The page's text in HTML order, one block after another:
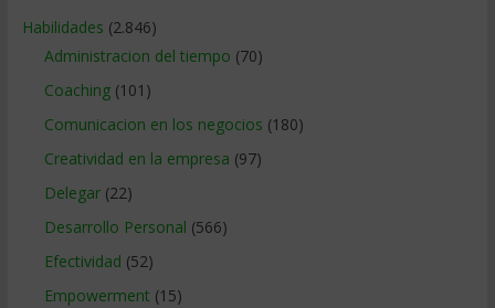
Habilidades (2.846)
Administracion del tiempo (70)
Coaching(101)
Comunicacion en los negocios (180)
Creatividad en la empresa (97)
Delegar(22)
Desarrollo Personal (566)
Efectividad (52)
Empowerment (15)